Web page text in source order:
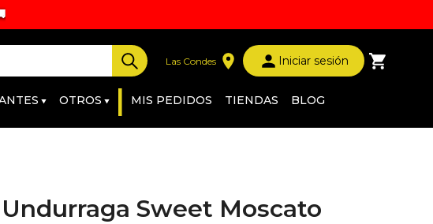
Las Condes Iniciar sesión
OTROS | MIS PEDIDOS TIENDAS BLOG
Sweet Moscato